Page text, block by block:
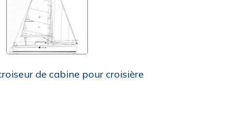
de cabine pour croisière